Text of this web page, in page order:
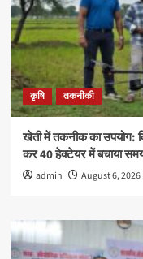
कृषि तकनीकी
खेती में तकनीक का उपयोग:
कर 40 हेक्टेयर में बचाया
admin August 6, 2026